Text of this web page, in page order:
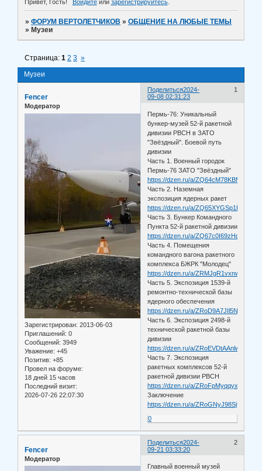
Привет, Гость! Войдитеили зарегистрируйтесь.
»ФОРУМ ВЕРТОЛЕТЧИКОВ »ОБЩЕНИЕ НА ЛЮБЫЕ ТЕМЫ
» Музеи
Музеи
Страница:1 2 3 »
Поделиться 1
2024-
09-08 02:31:23
Fencer
Модератор
Зарегистрирован: 2013-06-03
Приглашений: 0
Сообщений: 3949
Уважение: +45
Позитив: +85
Провел на форуме:
18 дней 15 часов
Последний визит:
2026-07-26 22:07:30
Пермь-76: Уникальный
бункер-музей 52-й ракетной
дивизии РВСН в ЗАТО
"Звёздный". Боевой путь
дивизии
Часть 1. Военный городок
Пермь-76 ЗАТО "Звёздный"
https://dzen.ru/a/ZQ64cM78KBMoETE9
Часть 2. Наземная
экспозиция ядерных ракет
https://dzen.ru/a/ZQ65XYGSp1BnpsS0
Часть 3. Бункер Командного
Пункта 52-й ракетной дивизии
https://dzen.ru/a/ZQ67c0I69zHdT0Xv
Часть 4. Помещения
командного вагона ракетного
комплекса БЖРК "Молодец"
https://dzen.ru/a/ZRMJgR1vxnwJN3Cl
Часть 5. Экспозиция 1539-й
ремонтно-технической базы
ядерного обеспечения
https://dzen.ru/a/ZRoD9A7JIl5NAAr7
Часть 6. Экспозиция 2498-й
технической ракетной базы
дивизии
https://dzen.ru/a/ZRoEVDtAAnlwMpOF
Часть 7. Экспозиция
ракетных комплексов 52-й
ракетной дивизии РВСН
https://dzen.ru/a/ZRoFpMyqqyxNHFPB
Заключение
https://dzen.ru/a/ZRoGNyJ98SjfHj9D
0
Поделиться 2
2024-
09-21 03:33:20
Fencer
Модератор
Главный военный музей